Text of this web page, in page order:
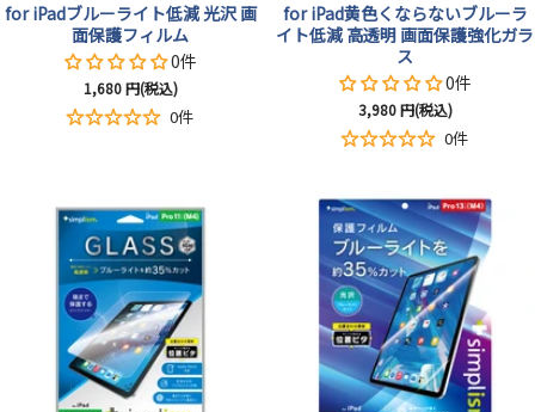
for iPadブルーライト低減 光沢 画
面保護フィルム
0件
セ
ー
1,680円(税込)
0件
for iPad黄色くならないブルーラ
イト低減 高透明 画面保護強化ガラ
ス
0件
セ
ー
格
3,980円(税込)
0件